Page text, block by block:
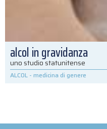
alcol in gravidanza
uno studio statunitense
ALCOL - medicina di genere